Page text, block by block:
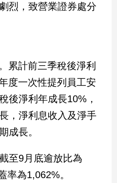
烈，致營業證券處分
累計前三季稅後淨利
度一次性提列員工安
後淨利年成長10%，
，淨利息收入及淨手
成長。
至9月底逾放比為
率為1,062%。